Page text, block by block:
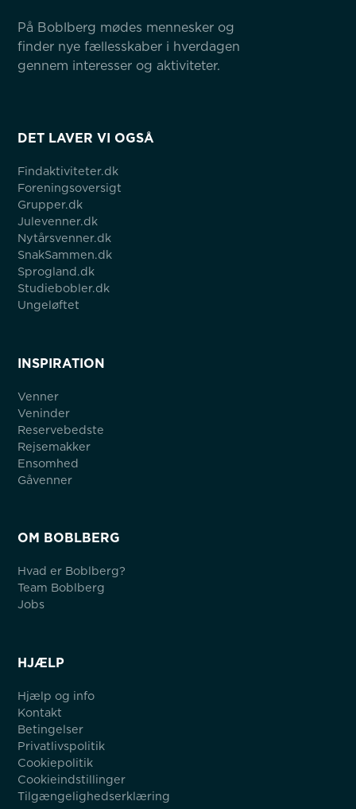
På Boblberg mødes mennesker og
finder nye fællesskaber i hverdagen
gennem interesser og aktiviteter.
DET LAVER VI OGSÅ
Findaktiviteter.dk
Foreningsoversigt
Grupper.dk
Julevenner.dk
Nytårsvenner.dk
SnakSammen.dk
Sprogland.dk
Studiebobler.dk
Ungeløftet
INSPIRATION
Venner
Veninder
Reservebedste
Rejsemakker
Ensomhed
Gåvenner
OM BOBLBERG
Hvad er Boblberg?
Team Boblberg
Jobs
HJÆLP
Hjælp og info
Kontakt
Betingelser
Privatlivspolitik
Cookiepolitik
Cookieindstillinger
Tilgængelighedserklæring